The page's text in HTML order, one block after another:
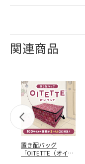
関連商品
置き配バッグ
「OITETTE（オイテ